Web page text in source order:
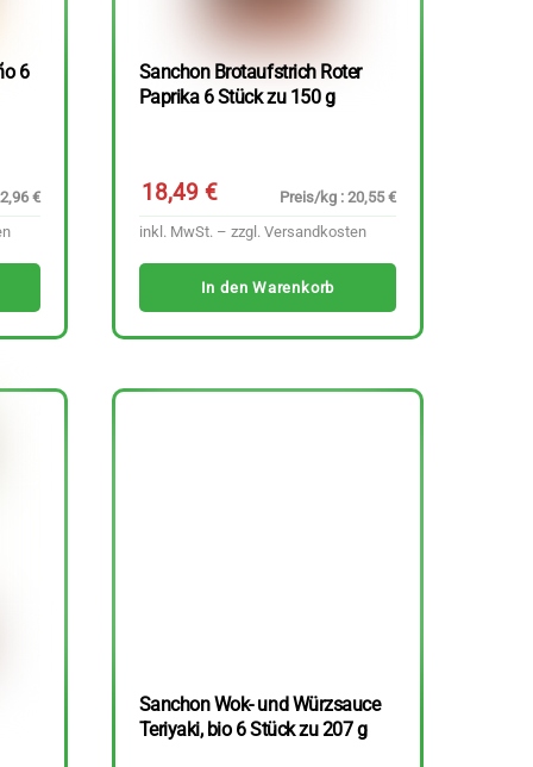
6
€
Sanchon Brotaufstrich Roter
Paprika 6 Stück zu 150 g
18,49€
Preis/kg : 20,55 €
inkl. MwSt. – zzgl. Versandkosten
In den Warenkorb
Sanchon Wok- und Würzsauce
Teriyaki, bio 6 Stück zu 207 g